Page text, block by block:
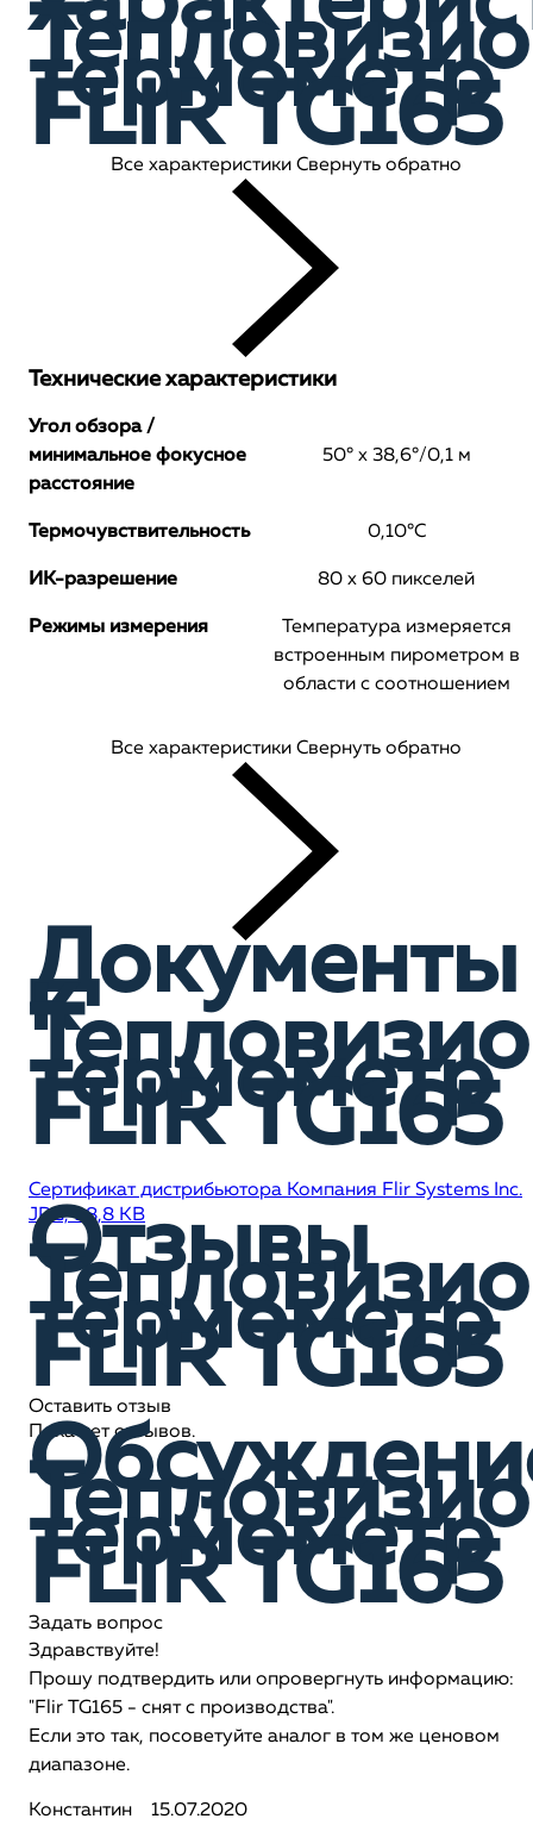
термометр
FLIR TG165
Все характеристики Свернуть обратно
Технические характеристики
Угол обзора /
минимальное фокусное
расстояние
50° x 38,6°/0,1 м
Термочувствительность 0,10°C
ИК-разрешение 80 x 60 пикселей
Режимы измерения
Температура измеряется
встроенным пирометром в
области с соотношением
Все характеристики Свернуть обратно
Документы
к
термометр
FLIR TG165
Сертификат дистрибьютора Компания Flir Systems Inc.
JPG, 98,8 KB
Отзывы
термометр
FLIR TG165
Оставить отзыв
Пока нет отзывов.
термометр
FLIR TG165
Задать вопрос
Здравствуйте!
Прошу подтвердить или опровергнуть информацию:
"Flir TG165 - снят с производства".
Если это так, посоветуйте аналог в том же ценовом
диапазоне.
Константин 15.07.2020